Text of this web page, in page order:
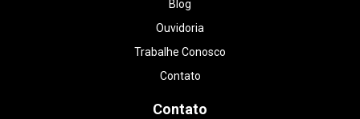
Blog
Ouvidoria
Trabalhe Conosco
Contato
Contato